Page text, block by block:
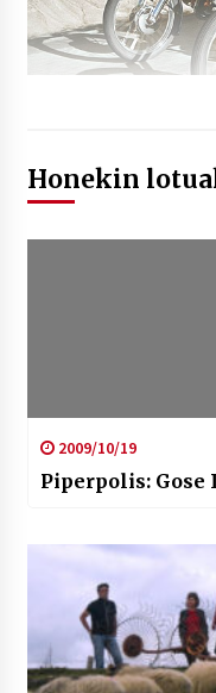
Honekin
2009/10/19
Piperpolis: Gose